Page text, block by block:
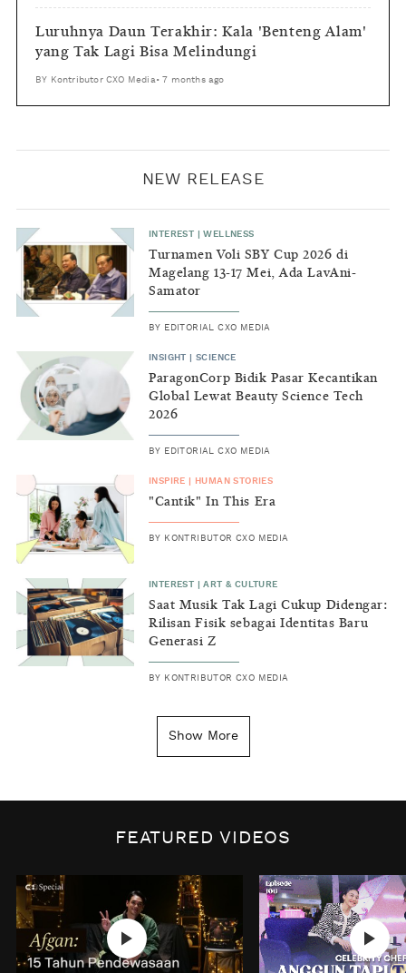
Luruhnya Daun Terakhir: Kala 'Benteng Alam'
yang Tak Lagi Bisa Melindungi
BY Kontributor CXO Media•7 months ago
NEW RELEASE
INTEREST |WELLNESS
Turnamen Voli SBY Cup 2026 di
Magelang 13-17 Mei, Ada LavAni-
Samator
BY EDITORIAL CXO MEDIA
INSIGHT |SCIENCE
ParagonCorp Bidik Pasar Kecantikan
Global Lewat Beauty Science Tech
2026
BY EDITORIAL CXO MEDIA
INSPIRE HUMAN STORIES
"Cantik" In This Era
BY KONTRIBUTOR CXO MEDIA
INTEREST |ART & CULTURE
Saat Musik Tak Lagi Cukup Didengar:
Rilisan Fisik sebagai Identitas Baru
Generasi Z
BY KONTRIBUTOR CXO MEDIA
Kenapa Tahun Baru Ditandai pada
Biaya Tersembunyi dari Insecurity
KONTRIBUTOR CXO MEDIA
INTEREST|HOME
No Place Like: Camping Ground
Cidulang
Show More
FEATURED VIDEOS